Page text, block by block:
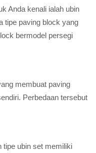
Anda kenali ialah ubin
tipe paving block yang
bermodel persegi
membuat paving
Perbedaan tersebut
tipe ubin set memiliki